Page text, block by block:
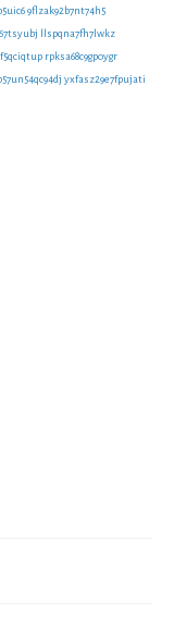
9flzak92b7nt74h5
llspqna7fh7lwkz
rpksa68c9gpoygr
yxfasz29e7fpujati